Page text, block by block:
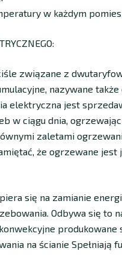
w każdym
związane z
nazywane
elektryczna jest
w ciągu dnia,
zaletami
że ogrzewane
się na zamianie
Odbywa się to
na ścianie Spełniają